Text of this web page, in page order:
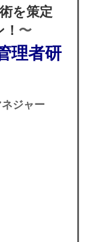
を策定
〜
理者研
ジャー